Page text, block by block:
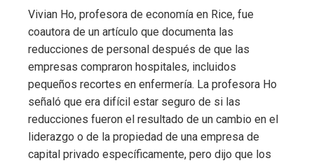
Vivian Ho, profesora de economía en Rice, fue
coautora de un artículo que documenta las
reducciones de personal después de que las
empresas compraron hospitales, incluidos
pequeños recortes en enfermería. La profesora Ho
señaló que era difícil estar seguro de si las
reducciones fueron el resultado de un cambio en el
liderazgo o de la propiedad de una empresa de
capital privado específicamente, pero dijo que los